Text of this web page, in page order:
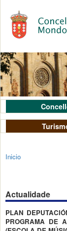
Inicio
Actualidade
PLAN
PROGRAMA DE